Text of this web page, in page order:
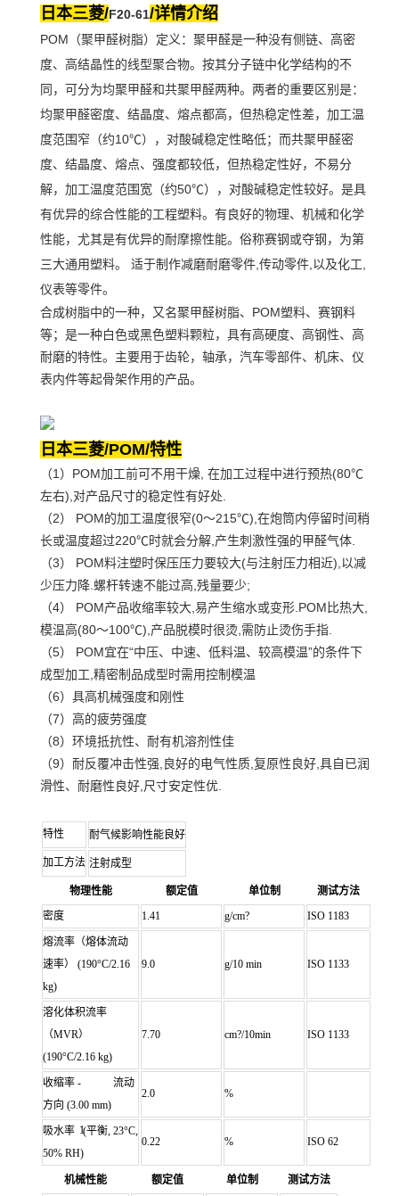
日本三菱/F20-61/详情介绍
POM（聚甲醛树脂）定义：聚甲醛是一种没有侧链、高密
度、高结晶性的线型聚合物。按其分子链中化学结构的不
同，可分为均聚甲醛和共聚甲醛两种。两者的重要区别是：
均聚甲醛密度、结晶度、熔点都高，但热稳定性差，加工温
度范围窄（约10℃），对酸碱稳定性略低；而共聚甲醛密
度、结晶度、熔点、强度都较低，但热稳定性好，不易分
解，加工温度范围宽（约50℃），对酸碱稳定性较好。是具
有优异的综合性能的工程塑料。有良好的物理、机械和化学
性能，尤其是有优异的耐摩擦性能。俗称赛钢或夺钢，为第
三大通用塑料。 适于制作减磨耐磨零件,传动零件,以及化工,
仪表等零件。
合成树脂中的一种，又名聚甲醛树脂、POM塑料、赛钢料
等；是一种白色或黑色塑料颗粒，具有高硬度、高钢性、高
耐磨的特性。主要用于齿轮，轴承，汽车零部件、机床、仪
表内件等起骨架作用的产品。
日本三菱/POM/特性
（1）POM加工前可不用干燥, 在加工过程中进行预热(80℃
左右),对产品尺寸的稳定性有好处.
（2） POM的加工温度很窄(0～215℃),在炮筒内停留时间稍
长或温度超过220℃时就会分解,产生刺激性强的甲醛气体.
（3） POM料注塑时保压压力要较大(与注射压力相近),以减
少压力降.螺杆转速不能过高,残量要少;
（4） POM产品收缩率较大,易产生缩水或变形.POM比热大,
模温高(80～100℃),产品脱模时很烫,需防止烫伤手指.
（5） POM宜在“中压、中速、低料温、较高模温”的条件下
成型加工,精密制品成型时需用控制模温
（6）具高机械强度和刚性
（7）高的疲劳强度
（8）环境抵抗性、耐有机溶剂性佳
（9）耐反覆冲击性强,良好的电气性质,复原性良好,具自已润
滑性、耐磨性良好,尺寸安定性优.
特性 耐气候影响性能良好
加工方法 注射成型
物理性能 额定值 单位制
测试方法
密度
1.41 g/cm? ISO 1183
熔流率（熔体流动
速率） (190°C/2.16
kg)
9.0 g/10 min ISO 1133
溶化体积流率
（MVR）
(190°C/2.16 kg)
7.70 cm?/10min ISO 1133
收缩率 - 流动
方向 (3.00 mm)
2.0 %
吸水率 1(平衡, 23°C,
50% RH)
0.22 % ISO 62
机械性能 额定值 单位制
测试方法